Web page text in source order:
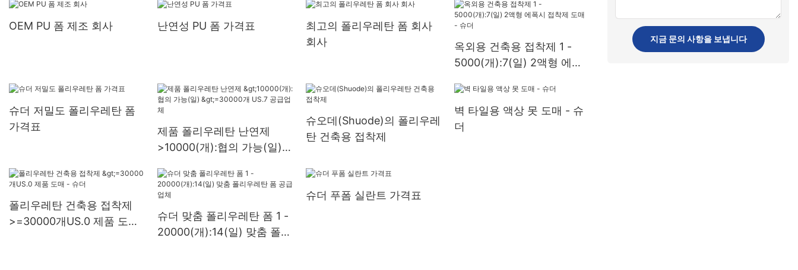
공급
조업체
OEM PU 폼 제조 회사
난연성 PU 폼 가격표
최고의 폴리우레탄 폼 회사
회사
옥외용 건축용 접착제 1 -
5000(개):7(일) 2액형 에폭
슈더 저밀도 폴리우레탄 폼
가격표
제품 폴리우레탄 난연제
>10000(개):협의 가능(일)
슈오데(Shuode)의 폴리우레
탄 건축용 접착제
벽 타일용 액상 못 도매 - 슈
더
폴리우레탄 건축용 접착제
>=30000개US.0 제품 도매
슈더 맞춤 폴리우레탄 폼 1 -
20000(개):14(일) 맞춤 폴리
슈더 푸폼 실란트 가격표
지금 문의 사항을 보냅니다